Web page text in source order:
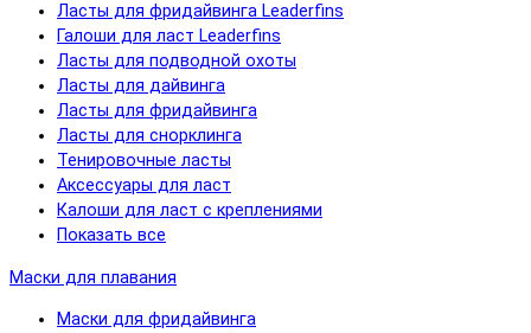
Ласты для фридайвинга Leaderfins
Галоши для ласт Leaderfins
Ласты для подводной охоты
Ласты для дайвинга
Ласты для фридайвинга
Ласты для снорклинга
Тенировочные ласты
Аксессуары для ласт
Калоши для ласт с креплениями
Показать все
Маски для плавания
Маски для фридайвинга